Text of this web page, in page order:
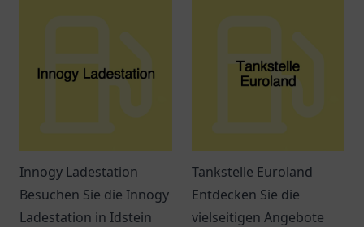
Innogy Ladestation
Besuchen Sie die Innogy
Ladestation in Idstein
Tankstelle Euroland
Entdecken Sie die
vielseitigen Angebote